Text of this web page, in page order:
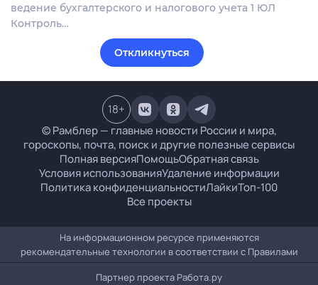
ведение бухгалтерского и налогового учета 1 ЮЛ
Контроль…
Откликнуться
© Рамблер — главные новости России и мира,
гороскопы, почта, поиск и другие полезные сервисы
Полная версияПомощьОбратная связь
Условия использованияУдаление информации
Политика конфиденциальностиЛайкиТоп-100
Все проекты
18+
На информационном ресурсе применяются
рекомендательные технологии в соответствии с Правилами
Партнер проекта Работа.ру